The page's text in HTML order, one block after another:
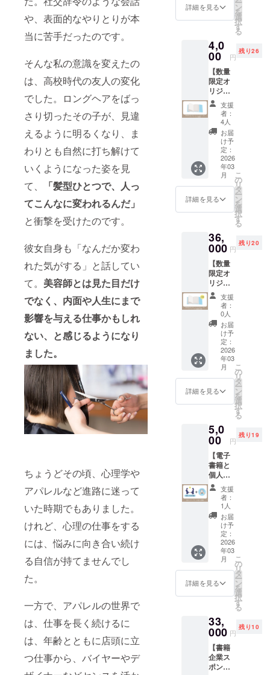
や、表面的なやりとりが本
当に苦手だったのです。
そんな私の意識を変えたの
は、高校時代の友人の変化
でした。ロングヘアをばっ
さり切ったその子が、見違
えるように明るくなり、ま
わりとも自然に打ち解けて
いくようになった姿を見
て、
「髪型ひとつで、人っ
てこんなに変われるんだ」
と衝撃を受けたのです。
彼女自身も「なんだか変わ
れた気がする」と話してい
て。 美容師とは見た目だけ
でなく、内面や人生にまで
影響を与える仕事かもしれ
ない、と感じるようになり
ました。
ちょうどその頃、心理学や
アパレルなど進路に迷って
いた時期でもありました。
けれど、心理の仕事をする
には、悩みに向き合い続け
る自信が持てませんでし
た。
一方で、アパレルの世界で
は、仕事を長く続けるに
は、年齢とともに店頭に立
つ仕事から、バイヤーやデ
・2025年2月
自身のサロ
ンを横浜へ
オープン
・月50名限
定サロンは
常に満席
・オープン
後2か月目で
月商100万を
達成
・オープン
以来、顧客
・新規次回
予約率・新
規リピート
率は驚異の
90％を誇る
今後も美容
師×＠の働き
方を模索し
ながら
美容業界を
盛り上げれ
を切り
拓く ハ
サミの
命宣言
（仮）
」をお
届けし
ます。
福井マ
リから
お礼
メッ
セージ
が付い
ていま
す。 ※
送料込
みのお
値段で
す。 ※
りま
す。 ※
書籍は
2026年
3月予定
で完成
後のお
届けと
なりま
す。
詳細を見る ン
を
選
択
す
る
4,0
00 円
残り26
【数量
限定オ
リジナ
ルブッ
クカ
バー付
ペー
パー
バック
書籍】
をお届
けしま
す。 書
籍「目
覚め
よ、美
ビジネ
ス荒野
を切り
拓く ハ
サミの
先の革
命宣言
（仮）
」をお
届けし
ます。
数量限
定のオ
リジナ
ルブッ
クカ
バーが
井マリ
からお
礼メッ
セージ
が付い
ていま
す。 ※
送料込
みのお
値段で
す。 ※
書籍は
自費出
版とな
りま
す。 ※
書籍は
3月予定
後のお
届けと
なりま
す。
支援
者：
4人
お届
け予
定：
2026
年03
月
詳細を見る
こ
の
リ
タ
ー
ン
を
選
択
す
る
36,
000 円
残り20
【数量
限定オ
リジナ
ルブッ
クカ
バー付
ペー
パー
バック
書籍10
冊】を
お届け
しま
す。 書
籍
「「目
よ、美
容師！
ビジネ
ス荒野
を切り
拓く ハ
サミの
先の革
命宣言
（仮）
」をお
届けし
ます。
数量限
定オリ
ジナル
ブック
す。 福
井マリ
から
メッ
セージ
カード
支援
者：
0人
お届
け予
定：
2026
年03
月
詳細を見る
こ
の
リ
タ
ー
ン
を
選
択
す
る
5,0
00 円
残り19
【電子
書籍と
個人ス
ポン
サーの
セッ
ト】 ①
電子書
籍をお
届けし
ます。
②電子
書籍に
個人ス
ポン
サーと
名前を
掲載い
たしま
す。 あ
なたの
お名前
支援
者：
1人
お届
け予
定：
2026
年03
月
詳細を見る
こ
の
リ
タ
ー
ン
を
選
択
す
る
33,
000 円
残り10
【書籍
企業ス
ポン